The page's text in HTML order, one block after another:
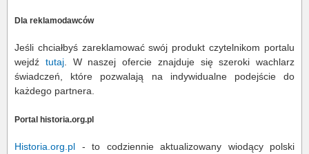
Dla reklamodawców
Jeśli chciałbyś zareklamować swój produkt czytelnikom portalu
wejdź tutaj. W naszej ofercie znajduje się szeroki wachlarz
świadczeń, które pozwalają na indywidualne podejście do
każdego partnera.
Portal historia.org.pl
Historia.org.pl - to codziennie aktualizowany wiodący polski